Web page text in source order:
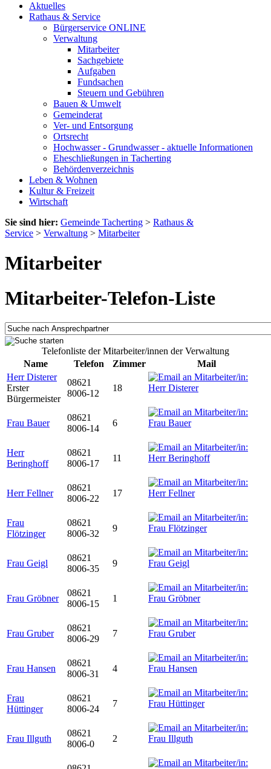
Aktuelles
Rathaus & Service
Bürgerservice ONLINE
Verwaltung
Mitarbeiter
Sachgebiete
Aufgaben
Fundsachen
Steuern und Gebühren
Bauen & Umwelt
Gemeinderat
Ver- und Entsorgung
Ortsrecht
Hochwasser - Grundwasser - aktuelle Informationen
Eheschließungen in Tacherting
Behördenverzeichnis
Leben & Wohnen
Kultur & Freizeit
Wirtschaft
Sie sind hier: Gemeinde Tacherting > Rathaus &
Service > Verwaltung > Mitarbeiter
Mitarbeiter
Mitarbeiter-Telefon-Liste
Telefonliste der Mitarbeiter/innen der Verwaltung
Name
Telefon Zimmer
Mail
Herr Disterer
Erster
Bürgermeister
08621
8006-12
18
Frau Bauer
08621
8006-14
6
Herr
Beringhoff
08621
8006-17
11
Herr Fellner
08621
8006-22
17
Frau
Flötzinger
08621
8006-32
9
Frau Geigl
08621
8006-35
9
Frau Gröbner
08621
8006-15
1
Frau Gruber
08621
8006-29
7
Frau Hansen
08621
8006-31
4
Frau
Hüttinger
08621
8006-24
7
Frau Illguth
08621
8006-0
2